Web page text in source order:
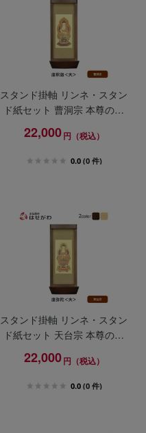
スタンド掛軸 リンネ・スタン
ド紙セット 曹洞宗 本尊のみ
大
22,000円（税込）
0.0 (0 件)
スタンド掛軸 リンネ・スタン
ド紙セット 天台宗 本尊のみ
大
22,000円（税込）
0.0 (0 件)